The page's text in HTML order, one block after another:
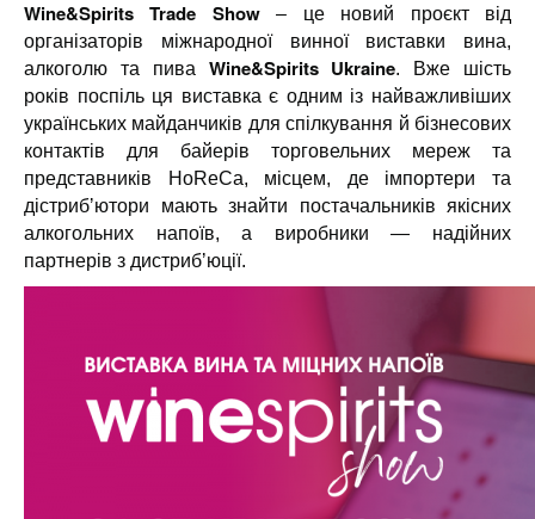
Wine&Spirits Trade Show– це новий проєкт від
організаторів міжнародної винної виставки вина,
алкоголю та пива Wine&Spirits Ukraine. Вже шість
років поспіль ця виставка є одним із найважливіших
українських майданчиків для спілкування й бізнесових
контактів для байерів торговельних мереж та
представників HoReCa, місцем, де імпортери та
дістрибʼютори мають знайти постачальників якісних
алкогольних напоїв, а виробники — надійних
партнерів з дистрибʼюції.